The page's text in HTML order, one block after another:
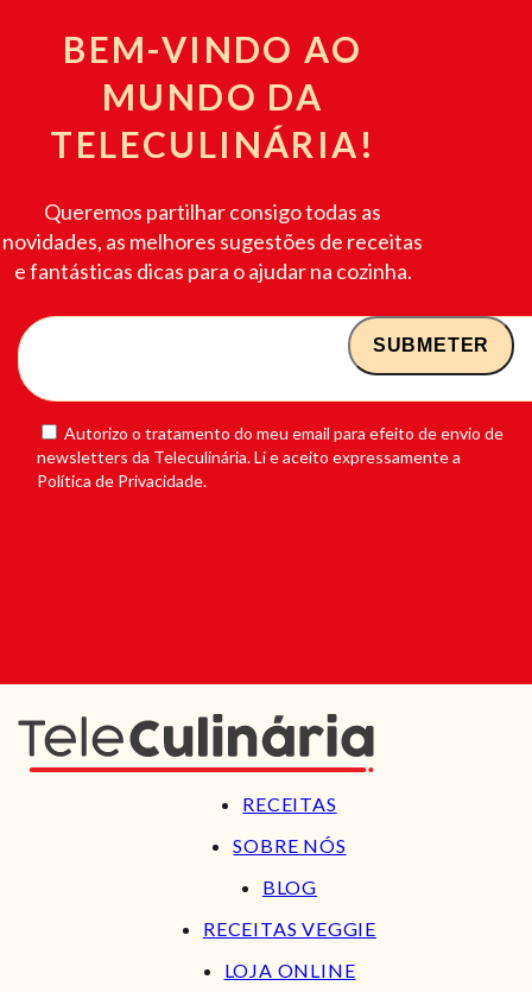
BEM-VINDO AO
MUNDO DA
TELECULINÁRIA!
Queremos partilhar consigo todas as
novidades, as melhores sugestões de receitas
e fantásticas dicas para o ajudar na cozinha.
Autorizo o tratamento do meu email para efeito de envio de
newsletters da Teleculinária. Li e aceito expressamente a
Política de Privacidade.
RECEITAS
SOBRE NÓS
BLOG
RECEITAS VEGGIE
LOJA ONLINE